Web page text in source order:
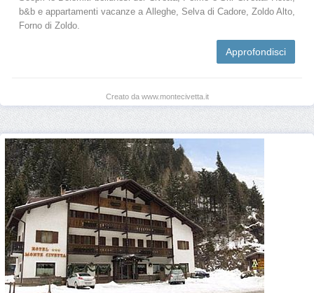
b&b e appartamenti vacanze a Alleghe, Selva di Cadore, Zoldo Alto,
Forno di Zoldo.
Approfondisci
Creato da www.montecivetta.it